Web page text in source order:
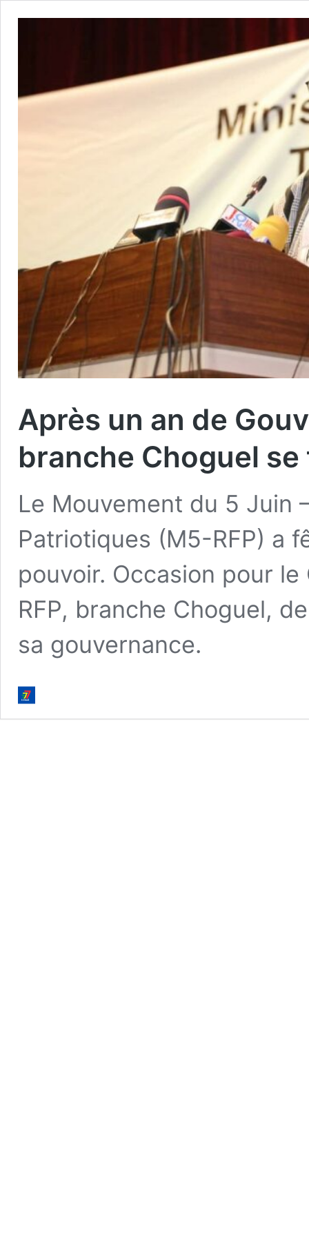
Après un an de
branche Choguel
Le Mouvement du 5 Juin
Patriotiques (M5-RFP) a
pouvoir. Occasion pour
RFP, branche Choguel,
sa gouvernance.